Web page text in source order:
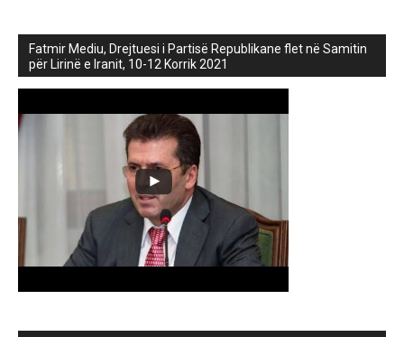
Fatmir Mediu, Drejtuesi i Partisë Republikane flet në Samitin
për Lirinë e Iranit, 10-12 Korrik 2021